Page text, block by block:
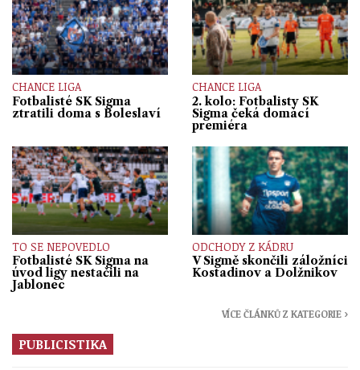
CHANCE LIGA
Fotbalisté SK Sigma
ztratili doma s Boleslaví
CHANCE LIGA
2. kolo: Fotbalisty SK
Sigma čeká domácí
premiéra
TO SE NEPOVEDLO
Fotbalisté SK Sigma na
úvod ligy nestačili na
Jablonec
ODCHODY Z KÁDRU
V Sigmě skončili záložníci
Kostadinov a Dolžnikov
VÍCE ČLÁNKŮ Z KATEGORIE ›
PUBLICISTIKA